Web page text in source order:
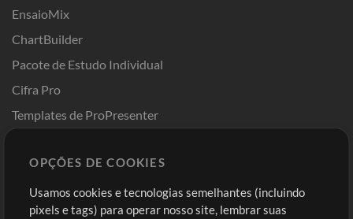
EnsaioMix
ChartBuilder
Pacote de Estudo Individual
Cifra Pro
Templates de ProPresenter
Comprar Créditos
Entre
OPÇÕES DE COOKIES
Usamos cookies e tecnologias semelhantes (incluindo
pixels e tags) para operar nosso site, lembrar suas